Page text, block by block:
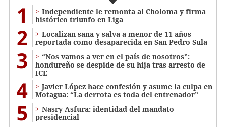
1
Independiente le remonta al Choloma y firma
histórico triunfo en Liga
2
Localizan sana y salva a menor de 11 años
reportada como desaparecida en San Pedro Sula
3
“Nos vamos a ver en el país de nosotros”:
hondureño se despide de su hija tras arresto de
ICE
4
Javier López hace confesión y asume la culpa en
Motagua: “La derrota es toda del entrenador”
5
Nasry Asfura: identidad del mandato
presidencial